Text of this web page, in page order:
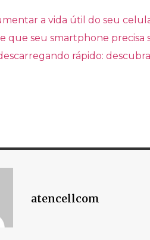
a vida útil do seu
que seu smartphone precisa
rápido:
atencellcom